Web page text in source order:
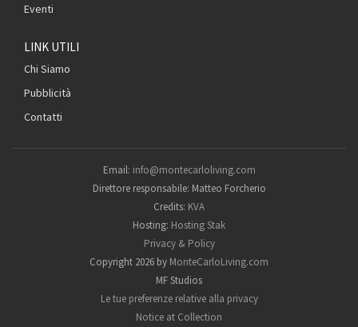
Eventi
LINK UTILI
Chi Siamo
Pubblicità
Contatti
Email: info@montecarloliving.com
Direttore responsabile: Matteo Forcherio
Credits: KVA
Hosting: Hosting Stak
Privacy & Policy
Copyright 2026 by MonteCarloLiving.com
MF Studios
Le tue preferenze relative alla privacy
Notice at Collection